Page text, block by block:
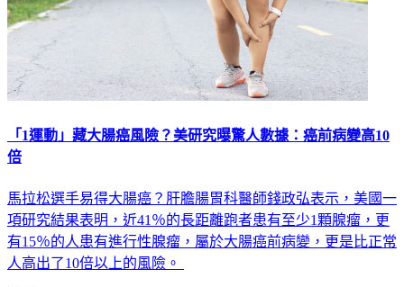
「1運動」藏大腸癌風險？美研究曝驚人數據：癌前病變高10
倍
馬拉松選手易得大腸癌？肝膽腸胃科醫師錢政弘表示，美國一
項研究結果表明，近41％的長距離跑者患有至少1顆腺瘤，更
有15％的人患有進行性腺瘤，屬於大腸癌前病變，更是比正常
人高出了10倍以上的風險。